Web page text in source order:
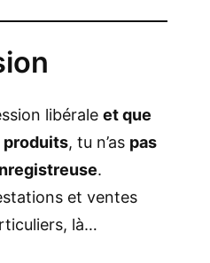
libérale et que
produits, tu n’as pas
.
et ventes
là…